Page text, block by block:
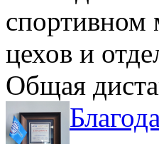
спортивном
цехов и
Общая